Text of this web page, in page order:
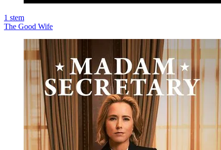
1 stem
The Good Wife